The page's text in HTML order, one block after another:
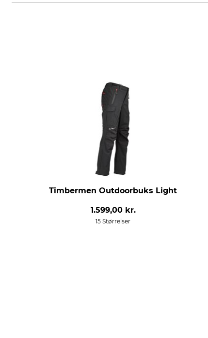
Timbermen Outdoorbuks Light
1.599,00 kr.
15 Størrelser